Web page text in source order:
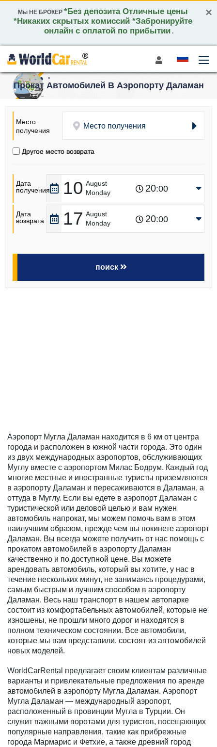
×
Мы НЕ БРОКЕР *Без депозита Отличные цены
*Никаких скрытых комиссий *Забронируйте
онлайн с оплатой по прибытии .
Прокат Автомобилей В Аэропорту Даламан
Место
получения
Место получения
Другое место возврата
Дата
получения
10 August
Monday
20:00
Дата
возврата
17 August
Monday
20:00
поиск
Аэропорт Мугла Даламан находится в 6 км от центра
города и расположен в южной части города. Это один
из двух международных аэропортов, обслуживающих
Муглу вместе с аэропортом Милас Бодрум. Каждый год
многие местные и иностранные туристы приземляются
в аэропорту Даламан и пересаживаются в Даламан, а
оттуда в Муглу. Если вы едете в аэропорт Даламан с
туристической или деловой целью и вам нужен
автомобиль напрокат, мы можем помочь вам в этом
наилучшим образом, прежде чем вы покинете аэропорт
Даламан. Вы всегда можете получить от нас помощь с
прокатом автомобилей в аэропорту Даламан
качественно и по доступной цене. Вы можете
арендовать автомобиль, который вы хотите, у нас в
течение нескольких минут, не занимаясь процедурами,
самым быстрым и лучшим способом в аэропорту
Даламан. Весь наш транспорт в нашем автопарке
состоит из комфортабельных автомобилей, которые не
изношены, не прошли много дорог и находятся в
полном техническом состоянии. Все автомобили,
которые мы вам представили, состоят из автомобилей
новых моделей.
WorldCarRental предлагает своим клиентам различные
варианты и привлекательные предложения по аренде
автомобилей в аэропорту Мугла Даламан. Аэропорт
Мугла Даламан — международный аэропорт,
расположенный в провинции Мугла в Турции. Он
служит важными воротами для туристов, посещающих
популярные направления, такие как прибрежные
города Мармарис и Фетхие, а также древний город